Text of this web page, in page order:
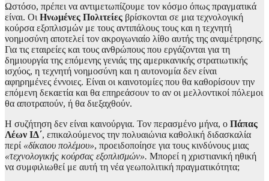
Ωστόσο, πρέπει να αντιμετωπίζουμε τον κόσμο όπως πραγματικά
είναι. Οι Ηνωμένες Πολιτείες βρίσκονται σε μια τεχνολογική
κούρσα εξοπλισμών με τους αντιπάλους τους και η τεχνητή
νοημοσύνη αποτελεί τον ακρογωνιαίο λίθο αυτής της αναμέτρησης.
Για τις εταιρείες και τους ανθρώπους που εργάζονται για τη
δημιουργία της επόμενης γενιάς της αμερικανικής στρατιωτικής
ισχύος, η τεχνητή νοημοσύνη και η αυτονομία δεν είναι
αφηρημένες έννοιες. Είναι οι καινοτομίες που θα καθορίσουν την
επόμενη δεκαετία και θα επηρεάσουν το αν οι μελλοντικοί πόλεμοι
θα αποτραπούν, ή θα διεξαχθούν.
Η συζήτηση δεν είναι καινούργια. Τον περασμένο μήνα, ο Πάπας
Λέων ΙΔ΄, επικαλούμενος την πολυαιώνια καθολική διδασκαλία
περί «δίκαιου πολέμου», προειδοποίησε για τους κινδύνους μιας
«τεχνολογικής κούρσας εξοπλισμών». Μπορεί η χριστιανική ηθική
να συμφιλιωθεί με αυτή τη νέα γεωπολιτική πραγματικότητα;